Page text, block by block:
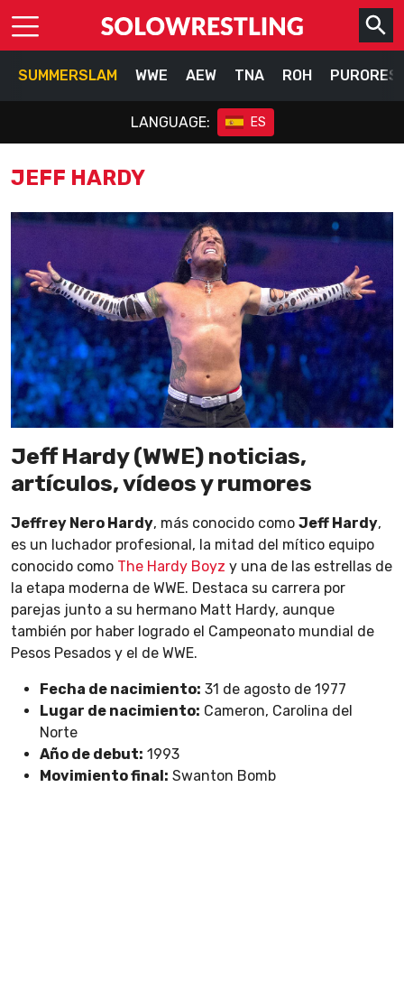
SUMMERSLAM WWE AEW TNA ROH
LANGUAGE: ES
JEFF HARDY
Jeff Hardy (WWE) noticias,
artículos, vídeos y rumores
Jeffrey Nero Hardy​, más conocido como Jeff Hardy,
es un luchador profesional, la mitad del mítico equipo
conocido como The Hardy Boyz y una de las estrellas de
la etapa moderna de WWE. Destaca su carrera por
parejas junto a su hermano Matt Hardy, aunque
también por haber logrado el Campeonato mundial de
Pesos Pesados y el de WWE.
Fecha de nacimiento: 31 de agosto de 1977
Lugar de nacimiento: Cameron, Carolina del
Norte
Año de debut: 1993
Movimiento final: Swanton Bomb